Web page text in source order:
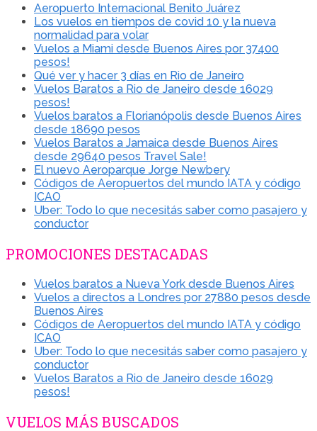
Aeropuerto Internacional Benito Juárez
Los vuelos en tiempos de covid 10 y la nueva
normalidad para volar
Vuelos a Miami desde Buenos Aires por 37400
pesos!
Qué ver y hacer 3 días en Rio de Janeiro
Vuelos Baratos a Rio de Janeiro desde 16029
pesos!
Vuelos baratos a Florianópolis desde Buenos Aires
desde 18690 pesos
Vuelos Baratos a Jamaica desde Buenos Aires
desde 29640 pesos Travel Sale!
El nuevo Aeroparque Jorge Newbery
Códigos de Aeropuertos del mundo IATA y código
ICAO
Uber: Todo lo que necesitás saber como pasajero y
conductor
PROMOCIONES DESTACADAS
Vuelos baratos a Nueva York desde Buenos Aires
Vuelos a directos a Londres por 27880 pesos desde
Buenos Aires
Códigos de Aeropuertos del mundo IATA y código
ICAO
Uber: Todo lo que necesitás saber como pasajero y
conductor
Vuelos Baratos a Rio de Janeiro desde 16029
pesos!
VUELOS MÁS BUSCADOS